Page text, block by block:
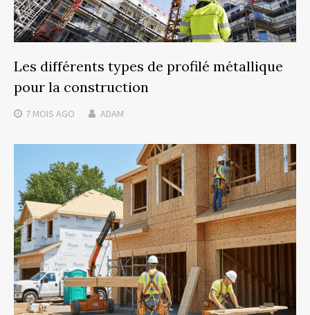
Les différents types de profilé métallique
pour la construction
7 MOIS AGO ADAM